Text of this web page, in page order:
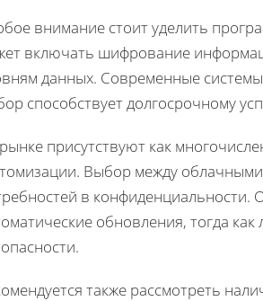
внимание стоит уделить
включать шифрование
данных. Современные
способствует долгосрочному
присутствуют как
Выбор между
в конфиденциальности.
обновления, тогда
также рассмотреть